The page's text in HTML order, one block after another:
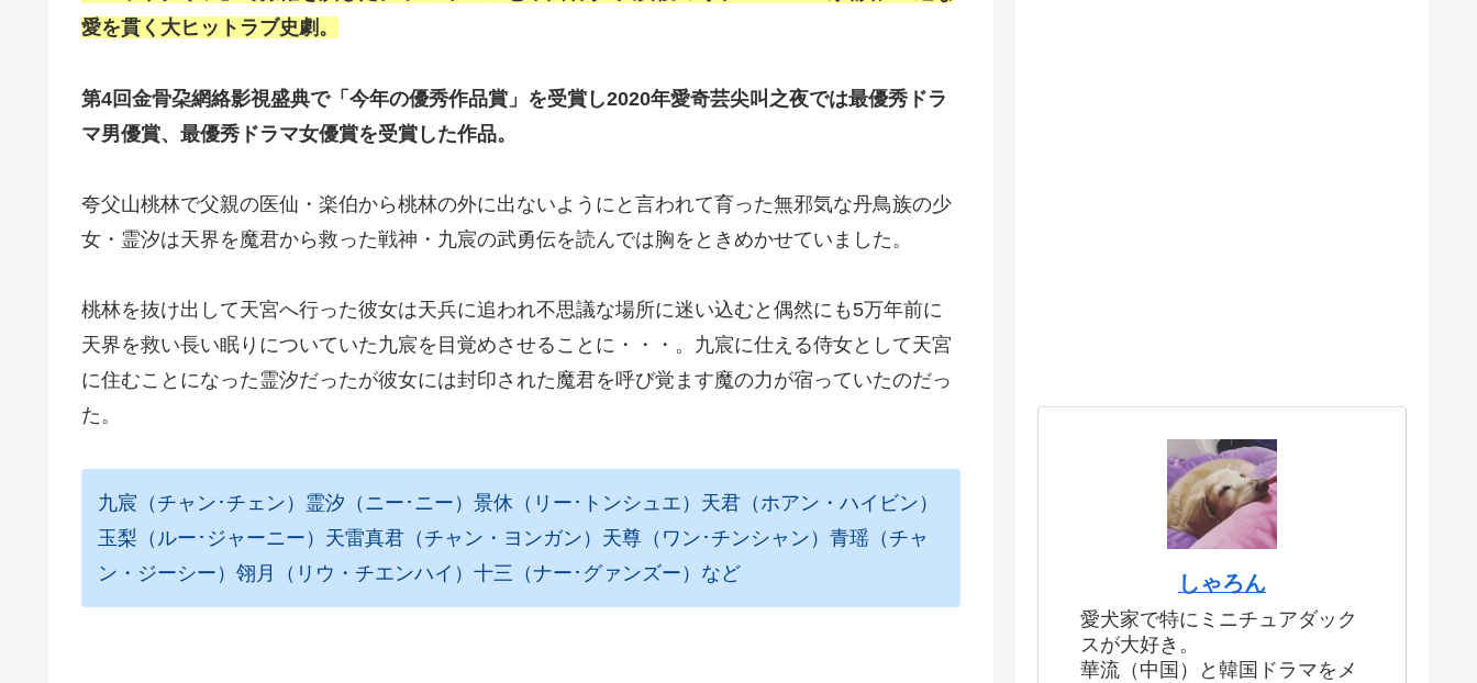
愛を貫く大ヒットラブ史劇。
第4回金骨朶網絡影視盛典で「今年の優秀作品賞」を受賞し2020年愛奇芸尖叫之夜では最優秀ドラ
マ男優賞、最優秀ドラマ女優賞を受賞した作品。
夸父山桃林で父親の医仙・楽伯から桃林の外に出ないようにと言われて育った無邪気な丹鳥族の少
女・霊汐は天界を魔君から救った戦神・九宸の武勇伝を読んでは胸をときめかせていました。
桃林を抜け出して天宮へ行った彼女は天兵に追われ不思議な場所に迷い込むと偶然にも5万年前に
天界を救い長い眠りについていた九宸を目覚めさせることに・・・。九宸に仕える侍女として天宮
に住むことになった霊汐だったが彼女には封印された魔君を呼び覚ます魔の力が宿っていたのだっ
た。
九宸（チャン･チェン）霊汐（ニー･ニー）景休（リー･トンシュエ）天君（ホアン・ハイビン）
玉梨（ルー･ジャーニー）天雷真君（チャン・ヨンガン）天尊（ワン･チンシャン）青瑶（チャ
ン・ジーシー）翎月（リウ・チエンハイ）十三（ナー･グァンズー）など
しゃろん
愛犬家で特にミニチュアダック
スが大好き。
華流（中国）と韓国ドラマをメ